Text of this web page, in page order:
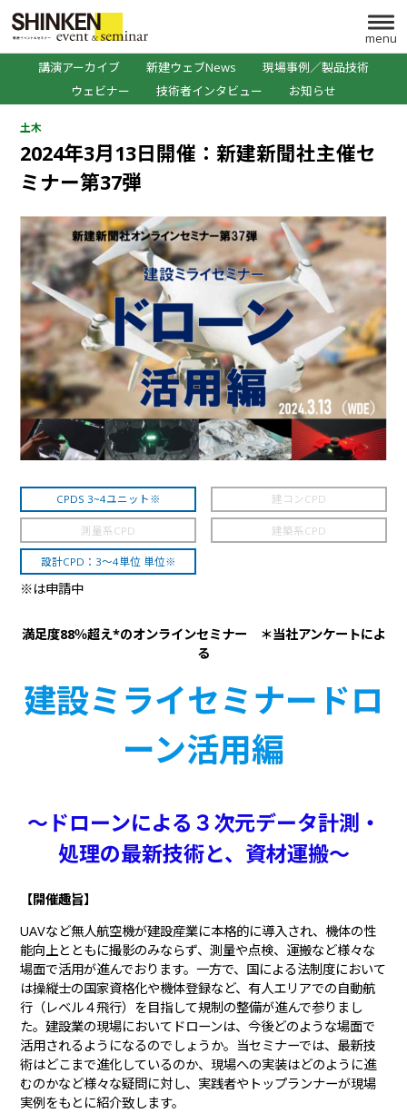
menu
講演アーカイブ
新建ウェブNews
現場事例／製品技術
ウェビナー
技術者インタビュー お知らせ
土木
2024年3月13日開催：新建新聞社主催セ
ミナー第37弾
CPDS 3~4ユニット※ 建コンCPD
測量系CPD 建築系CPD
設計CPD：3～4単位 単位※
※は申請中
満足度88％超え*のオンラインセミナー ＊当社アンケートによ
る
建設ミライセミナードロ
ーン活用編
～ドローンによる３次元データ計測・
処理の最新技術と、資材運搬～
【開催趣旨】
UAVなど無人航空機が建設産業に本格的に導入され、機体の性
能向上とともに撮影のみならず、測量や点検、運搬など様々な
場面で活用が進んでおります。一方で、国による法制度において
は操縦士の国家資格化や機体登録など、有人エリアでの自動航
行（レベル４飛行）を目指して規制の整備が進んで参りまし
た。建設業の現場においてドローンは、今後どのような場面で
活用されるようになるのでしょうか。当セミナーでは、最新技
術はどこまで進化しているのか、現場への実装はどのように進
むのかなど様々な疑問に対し、実践者やトップランナーが現場
実例をもとに紹介致します。